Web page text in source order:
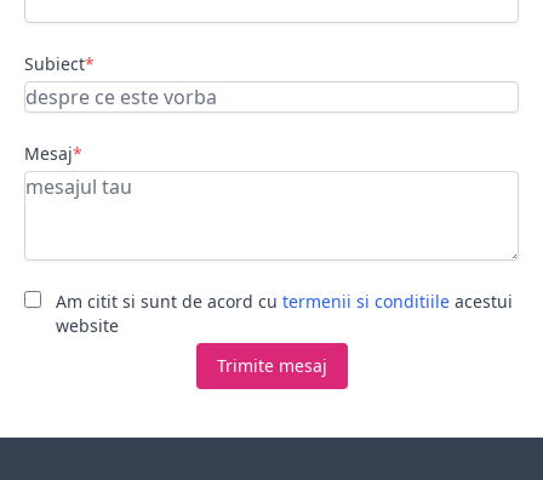
Subiect*
Mesaj*
Am citit si sunt de acord cutermenii si conditiile acestui
website
Trimite mesaj